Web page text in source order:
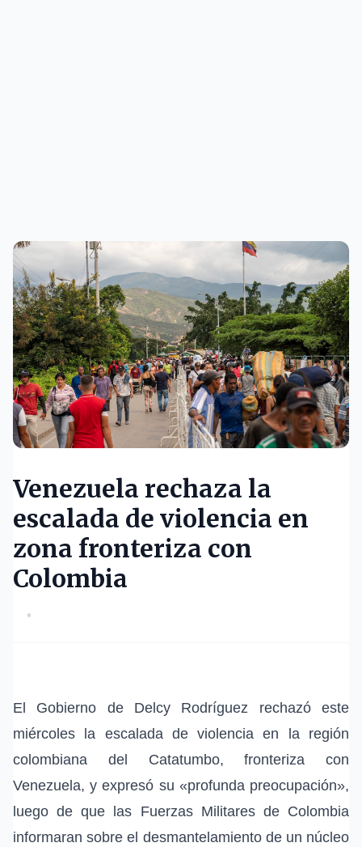
Venezuela rechaza la
escalada de violencia en
zona fronteriza con
Colombia
•
El Gobierno de Delcy Rodríguez rechazó este
miércoles la escalada de violencia en la región
colombiana del Catatumbo, fronteriza con
Venezuela, y expresó su «profunda preocupación»,
luego de que las Fuerzas Militares de Colombia
informaran sobre el desmantelamiento de un núcleo